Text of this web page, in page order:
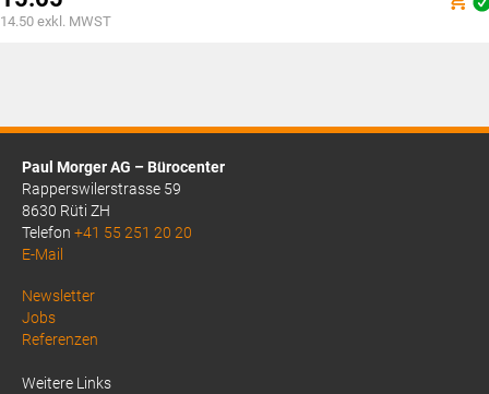
war:
CHF21.50
Aktueller
14.50 exkl. MWST
Paul Morger AG – Bürocenter
Rapperswilerstrasse 59
8630 Rüti ZH
Telefon +41 55 251 20 20
E-Mail
Above
Footer
Newsletter
Jobs
Referenzen
Weitere Links